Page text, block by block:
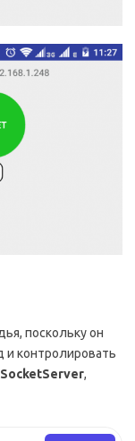
поскольку он
контролировать
SocketServer,